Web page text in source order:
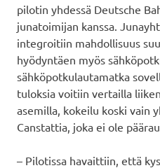
pilotin yhdessä Deutsche
junatoimijan kanssa.
integroitiin mahdollisuus
hyödyntäen myös
sähköpotkulautamatka
tuloksia voitiin vertailla
asemilla, kokeilu koski vain
Canstattia, joka ei ole
– Pilotissa havaittiin, että